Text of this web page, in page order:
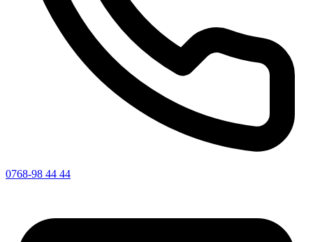
0768-98 44 44